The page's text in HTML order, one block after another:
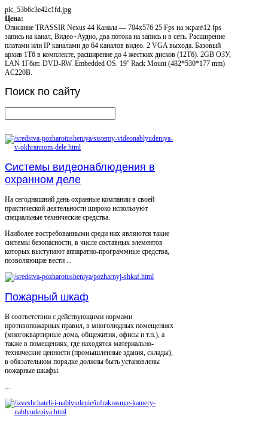
pic_53b6c3e42c1fd.jpg
Цена:
Описание TRASSIR Nexus 44 Канала — 704x576 25 Fps на экран\12 fps
запись на канал, Видео+Аудио, два потока на запись и в сеть. Расширение
платами или IP каналами до 64 каналов видео. 2 VGA выхода. Базовый
архив 1Тб в комплекте, расширение до 4 жестких дисков (12Тб). 2GB ОЗУ,
LAN 1Гбит. DVD-RW. Embedded OS. 19'' Rack Mount (482*530*177 mm)
AC220B.
Поиск по сайту
Системы видеонаблюдения в
охранном деле
На сегодняшний день охранные компании в своей
практической деятельности широко используют
специальные технические средства.
Наиболее востребованными среди них являются такие
системы безопасности, в числе составных элементов
которых выступают аппаратно-программные средства,
позволяющие вести ...
Пожарный шкаф
В соответствии с действующими нормами
противопожарных правил, в многолюдных помещениях
(многоквартирные дома, общежития, офисы и т.п.), а
также в помещениях, где находятся материально-
технические ценности (промышленные здания, склады),
в обязательном порядке должны быть установлены
пожарные шкафы.
...